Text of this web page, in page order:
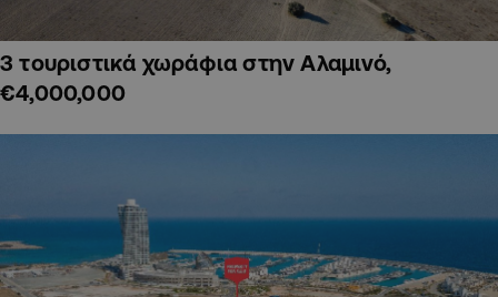
3 τουριστικά χωράφια στην Αλαμινό,
€4,000,000